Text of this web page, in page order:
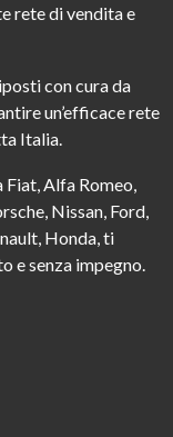
rete di vendita e
con cura da
un’efficace rete
Italia.
Fiat, Alfa Romeo,
Nissan, Ford,
Honda, ti
e senza impegno.